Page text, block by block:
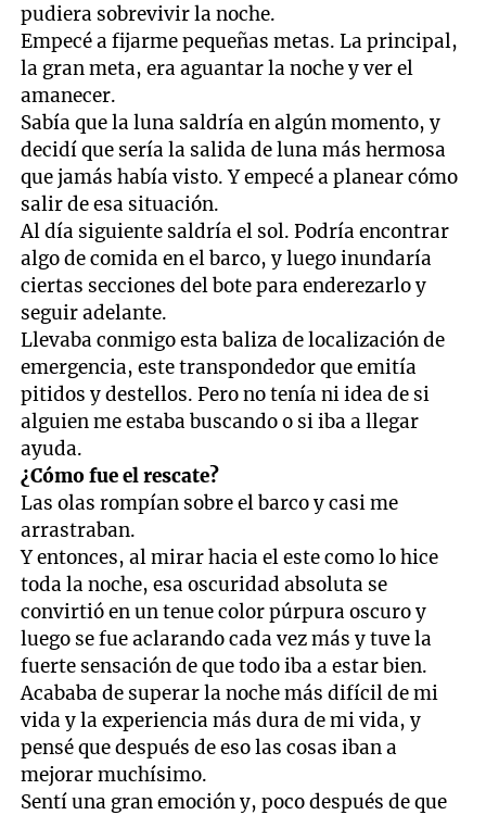
pudiera sobrevivir la noche.
Empecé a fijarme pequeñas metas. La principal,
la gran meta, era aguantar la noche y ver el
amanecer.
Sabía que la luna saldría en algún momento, y
decidí que sería la salida de luna más hermosa
que jamás había visto. Y empecé a planear cómo
salir de esa situación.
Al día siguiente saldría el sol. Podría encontrar
algo de comida en el barco, y luego inundaría
ciertas secciones del bote para enderezarlo y
seguir adelante.
Llevaba conmigo esta baliza de localización de
emergencia, este transpondedor que emitía
pitidos y destellos. Pero no tenía ni idea de si
alguien me estaba buscando o si iba a llegar
ayuda.
¿Cómo fue el rescate?
Las olas rompían sobre el barco y casi me
arrastraban.
Y entonces, al mirar hacia el este como lo hice
toda la noche, esa oscuridad absoluta se
convirtió en un tenue color púrpura oscuro y
luego se fue aclarando cada vez más y tuve la
fuerte sensación de que todo iba a estar bien.
Acababa de superar la noche más difícil de mi
vida y la experiencia más dura de mi vida, y
pensé que después de eso las cosas iban a
mejorar muchísimo.
Sentí una gran emoción y, poco después de que